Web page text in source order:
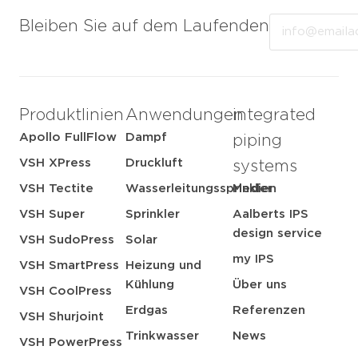
Bleiben Sie auf dem Laufenden
Produktlinien
Apollo FullFlow
VSH XPress
VSH Tectite
VSH Super
VSH SudoPress
VSH SmartPress
VSH CoolPress
VSH Shurjoint
VSH PowerPress
Anwendungen
Dampf
Druckluft
Wasserleitungssprinkler
Sprinkler
Solar
Heizung und
Kühlung
Erdgas
Trinkwasser
integrated
piping
systems
Medien
Aalberts IPS
design service
my IPS
Über uns
Referenzen
News